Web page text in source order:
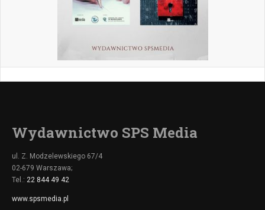
Wydawnictwo SPS Media
ul. Z. Modzelewskiego 67/4
02-679 Warszawa;
Tel.: 22 844 49 42
www.spsmedia.pl